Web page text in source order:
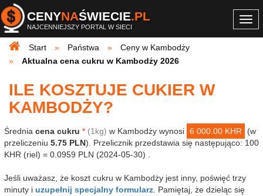
CENYNAŚWIECIE.PL
NAJCENNIEJSZY PORTAL W SIECI
Start
Państwa
Ceny w Kambodży
Aktualna cena cukru w Kambodży 2026
ILE KOSZTUJE CUKIER W
KAMBODŻY?
Średnia cena cukru * (1kg) w Kambodży wynosi 6 000.00 KHR
(w
przeliczeniu 5.75 PLN). Przelicznik przedstawia się następująco: 100
KHR (riel) = 0.0959 PLN (2024-05-30) .
Jeśli uważasz, że koszt cukru w Kambodży jest inny, poświęć trzy
minuty i uzupełnij specjalny formularz . Pamiętaj, że dzieląc się